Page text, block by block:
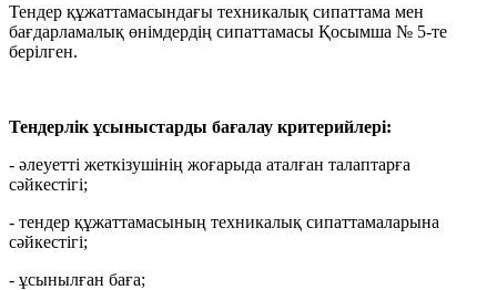
Тендер құжаттамасындағы техникалық сипаттама мен
бағдарламалық өнімдердің сипаттамасы Қосымша № 5-те
берілген.
Тендерлік ұсыныстарды бағалау критерийлері:
- әлеуетті жеткізушінің жоғарыда аталған талаптарға
сәйкестігі;
- тендер құжаттамасының техникалық сипаттамаларына
сәйкестігі;
- ұсынылған баға;